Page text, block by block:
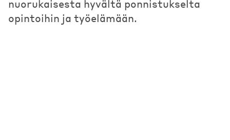
nuorukaisesta hyvältä ponnistukselta
opintoihin ja työelämään.